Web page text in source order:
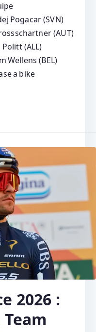
Pogacar (SVN)
(AUT)
(ALL)
Wellens (BEL)
a bike
2026 :